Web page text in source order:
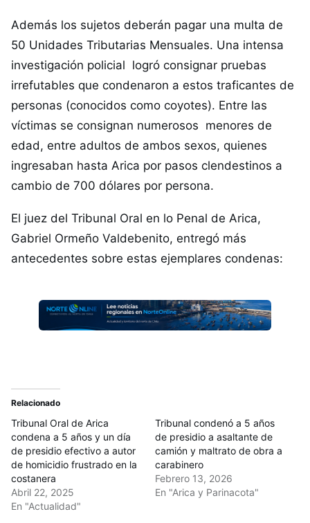
Además los sujetos deberán pagar una multa de
50 Unidades Tributarias Mensuales. Una intensa
investigación policial logró consignar pruebas
irrefutables que condenaron a estos traficantes de
personas (conocidos como coyotes). Entre las
víctimas se consignan numerosos menores de
edad, entre adultos de ambos sexos, quienes
ingresaban hasta Arica por pasos clendestinos a
cambio de 700 dólares por persona.
El juez del Tribunal Oral en lo Penal de Arica,
Gabriel Ormeño Valdebenito, entregó más
antecedentes sobre estas ejemplares condenas:
Relacionado
Tribunal Oral de Arica
condena a 5 años y un día
de presidio efectivo a autor
de homicidio frustrado en la
costanera
Abril 22, 2025
En "Actualidad"
Tribunal condenó a 5 años
de presidio a asaltante de
camión y maltrato de obra a
carabinero
Febrero 13, 2026
En "Arica y Parinacota"